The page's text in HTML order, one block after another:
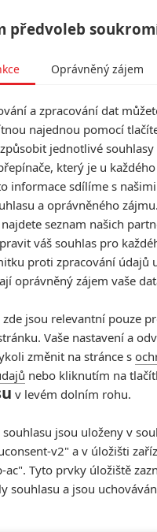
Moneyball
- (Anarvin), 27.11.2011
0
KOMENTÁŘ
se přihlašte.
Recenze: Zcela
Schnirch nebarví
předvoleb
Oprávněný zájem
a zpracování dat
najednou pomocí
jednotlivé
který je u
informace sdílíme s
a oprávněného
seznam našich
váš souhlas pro
proti zpracování údajů
oprávněný zájem vaše
zde jsou relevantní pouze
Vaše nastavení a
změnit na stránce s
nebo kliknutím na
v levém dolním rohu.
souhlasu jsou uloženy v
v2" a v úložišti
ac". Tyto prvky úložiště
souhlasu a jsou